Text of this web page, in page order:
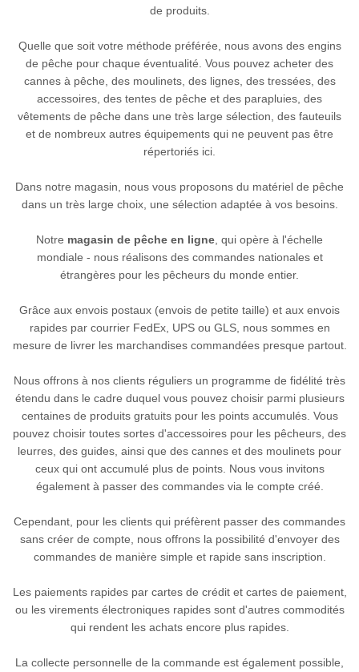
de produits.
Quelle que soit votre méthode préférée, nous avons des engins
de pêche pour chaque éventualité. Vous pouvez acheter des
cannes à pêche, des moulinets, des lignes, des tressées, des
accessoires, des tentes de pêche et des parapluies, des
vêtements de pêche dans une très large sélection, des fauteuils
et de nombreux autres équipements qui ne peuvent pas être
répertoriés ici.
Dans notre magasin, nous vous proposons du matériel de pêche
dans un très large choix, une sélection adaptée à vos besoins.
Notre magasin de pêche en ligne , qui opère à l'échelle
mondiale - nous réalisons des commandes nationales et
étrangères pour les pêcheurs du monde entier.
Grâce aux envois postaux (envois de petite taille) et aux envois
rapides par courrier FedEx, UPS ou GLS, nous sommes en
mesure de livrer les marchandises commandées presque partout.
Nous offrons à nos clients réguliers un programme de fidélité très
étendu dans le cadre duquel vous pouvez choisir parmi plusieurs
centaines de produits gratuits pour les points accumulés. Vous
pouvez choisir toutes sortes d'accessoires pour les pêcheurs, des
leurres, des guides, ainsi que des cannes et des moulinets pour
ceux qui ont accumulé plus de points. Nous vous invitons
également à passer des commandes via le compte créé.
Cependant, pour les clients qui préfèrent passer des commandes
sans créer de compte, nous offrons la possibilité d'envoyer des
commandes de manière simple et rapide sans inscription.
Les paiements rapides par cartes de crédit et cartes de paiement,
ou les virements électroniques rapides sont d'autres commodités
qui rendent les achats encore plus rapides.
La collecte personnelle de la commande est également possible,